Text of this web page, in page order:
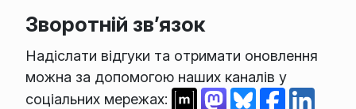
Зворотній зв’язок
Надіслати відгуки та отримати оновлення
можна за допомогою наших каналів у
соціальних мережах: